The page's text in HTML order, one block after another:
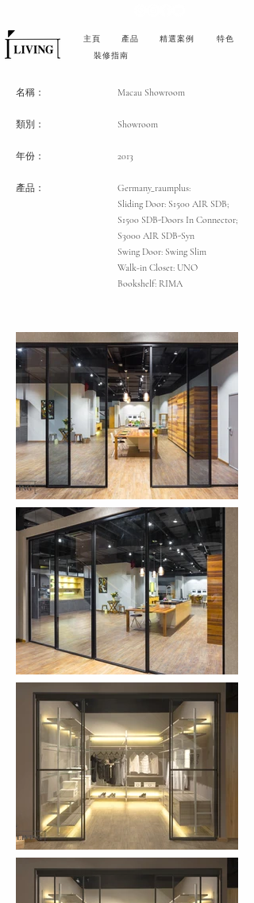
主頁 產品 精選案例
特色
裝修指南
名稱： Macau Showroom
類別 ： Showroom
年份： 2013
產品：
Germany_raumplus:
Sliding Door: S1500 AIR SDB;
S1500 SDB-Doors In Connector;
S3000 AIR SDB-Syn
Swing Door: Swing Slim
Walk-in Closet: UNO
Bookshelf: RIMA